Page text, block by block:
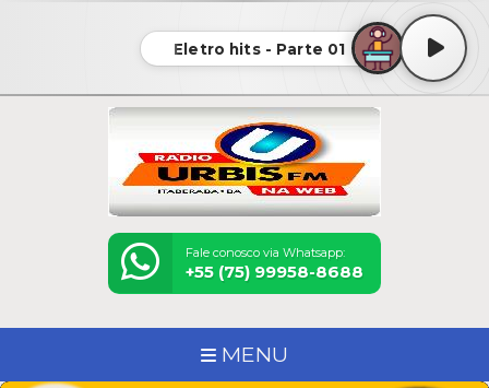
Eletro hits - Parte 01
Fale conosco via Whatsapp:
+55 (75) 99958-8688
MENU